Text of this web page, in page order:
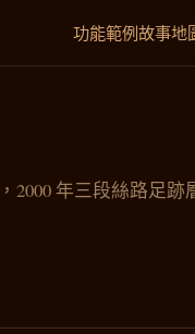
功能範例故事地
2000 年三段絲路足跡